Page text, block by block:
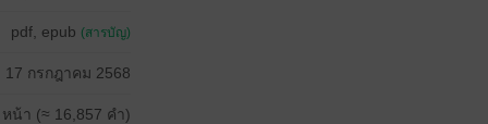
pdf, epub (สารบัญ)
17 กรกฎาคม 2568
หน้า (≈ 16,857 คำ)